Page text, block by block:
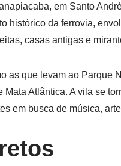
em Santo
histórico da ferrovia,
casas antigas e
as que levam ao Parque
Mata Atlântica. A vila se
em busca de música,